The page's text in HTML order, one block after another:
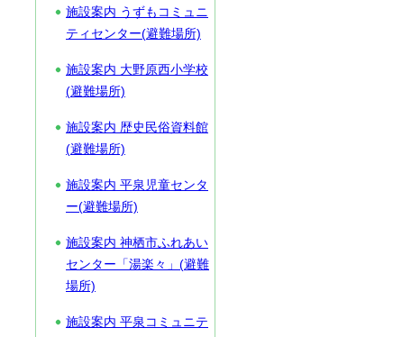
施設案内 うずもコミュニ
ティセンター(避難場所)
施設案内 大野原西小学校
(避難場所)
施設案内 歴史民俗資料館
(避難場所)
施設案内 平泉児童センタ
ー(避難場所)
施設案内 神栖市ふれあい
センター「湯楽々」(避難
場所)
施設案内 平泉コミュニテ